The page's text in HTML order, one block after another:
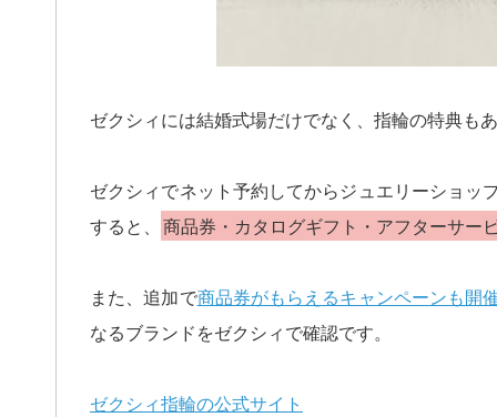
ゼクシィには結婚式場だけでなく、指輪の特典も
ゼクシィでネット予約してからジュエリーショッ
すると、 商品券・カタログギフト・アフターサー
また、追加で商品券がもらえるキャンペーンも開
なるブランドをゼクシィで確認です。
ゼクシィ指輪の公式サイト